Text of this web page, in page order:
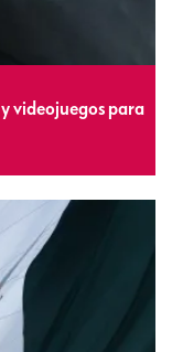
videojuegos para